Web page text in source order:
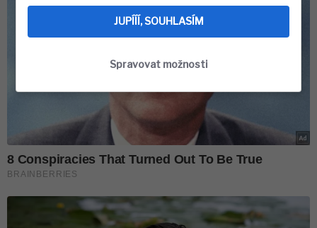
JUPÍÍÍ, SOUHLASÍM
Spravovat možnosti